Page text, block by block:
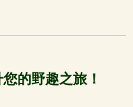
的野趣之旅！​